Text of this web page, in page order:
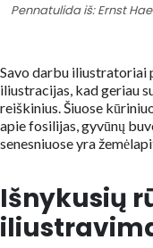
Pennatulida iš: Ernst
Savo darbu iliustratoriai
iliustracijas, kad geriau
reiškinius. Šiuose
apie fosilijas, gyvūnų
senesniuose yra
Išnykusių